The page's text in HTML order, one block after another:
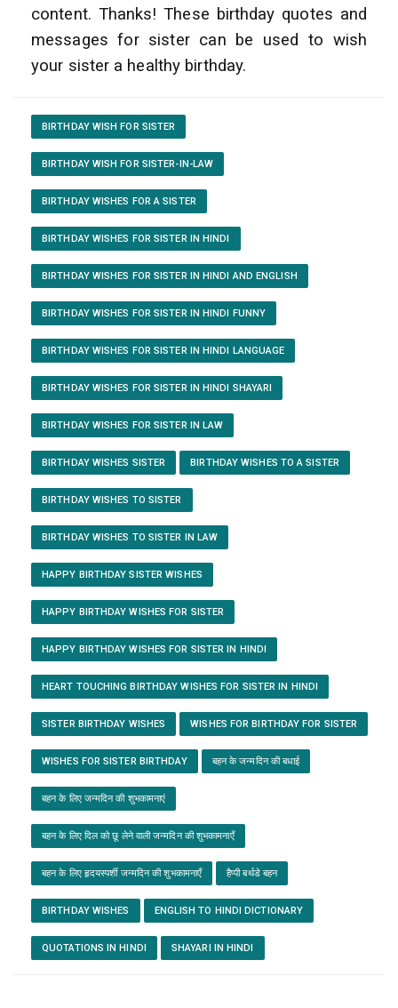
content. Thanks! These birthday quotes and
messages for sister can be used to wish
your sister a healthy birthday.
BIRTHDAY WISH FOR SISTER
BIRTHDAY WISH FOR SISTER-IN-LAW
BIRTHDAY WISHES FOR A SISTER
BIRTHDAY WISHES FOR SISTER IN HINDI
BIRTHDAY WISHES FOR SISTER IN HINDI AND ENGLISH
BIRTHDAY WISHES FOR SISTER IN HINDI FUNNY
BIRTHDAY WISHES FOR SISTER IN HINDI LANGUAGE
BIRTHDAY WISHES FOR SISTER IN HINDI SHAYARI
BIRTHDAY WISHES FOR SISTER IN LAW
BIRTHDAY WISHES SISTER BIRTHDAY WISHES TO A SISTER
BIRTHDAY WISHES TO SISTER
BIRTHDAY WISHES TO SISTER IN LAW
HAPPY BIRTHDAY SISTER WISHES
HAPPY BIRTHDAY WISHES FOR SISTER
HAPPY BIRTHDAY WISHES FOR SISTER IN HINDI
HEART TOUCHING BIRTHDAY WISHES FOR SISTER IN HINDI
SISTER BIRTHDAY WISHES WISHES FOR BIRTHDAY FOR SISTER
WISHES FOR SISTER BIRTHDAY बहन के जन्मदिन की बधाई
बहन के लिए जन्मदिन की शुभकामनाएं
बहन के लिए दिल को छू लेने वाली जन्मदिन की शुभकामनाएँ
बहन के लिए हृदयस्पर्शी जन्मदिन की शुभकामनाएँ हैप्पी बर्थडे बहन
BIRTHDAY WISHES ENGLISH TO HINDI DICTIONARY
QUOTATIONS IN HINDI SHAYARI IN HINDI